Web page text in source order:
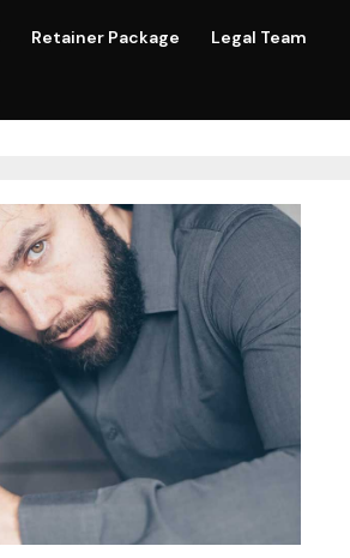
Retainer Package Legal Team